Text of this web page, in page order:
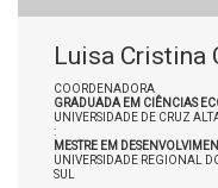
Luisa Cristina
COORDENADORA
GRADUADA EM CIÊNCIAS
UNIVERSIDADE DE CRUZ
:
MESTRE EM
UNIVERSIDADE REGIONAL
SUL